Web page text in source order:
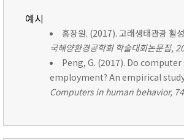
예시
홍장원. (2017). 고래생태관광 활
국해양환경공학회 학술대회논문집,
Peng, G. (2017). Do
employment? An empirical
Computers in human behavior, 74